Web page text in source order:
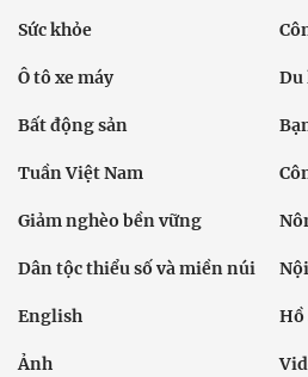
Sức khỏe
Ô tô xe máy Du
Bất động sản
Tuần Việt Nam
Giảm nghèo bền vững
Dân tộc thiểu số và miền núi
English Hồ
Ảnh